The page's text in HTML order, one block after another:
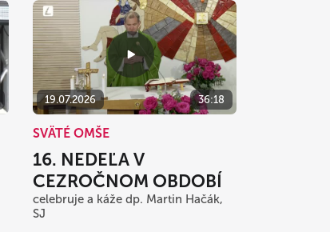
19.07.2026 36:18
SVÄTÉ OMŠE
16. NEDEĽA V
CEZROČNOM OBDOBÍ
celebruje a káže dp. Martin Hačák,
SJ